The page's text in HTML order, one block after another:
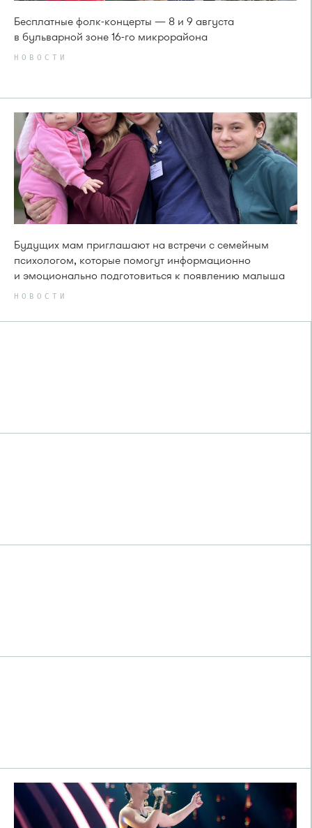
Бесплатные фолк-концерты — 8 и 9 августа
в бульварной зоне 16-го микрорайона
НОВОСТИ
Будущих мам приглашают на встречи с семейным
психологом, которые помогут информационно
и эмоционально подготовиться к появлению малыша
НОВОСТИ